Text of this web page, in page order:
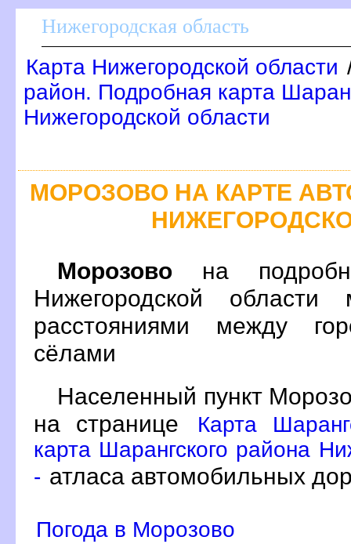
Нижегородская область
Карта Нижегородской области
район. Подробная карта
Нижегородской области
МОРОЗОВО НА КАРТЕ
Морозово на
Нижегородской
расстояниями между
сёлами
Населенный пункт
на странице
Карта
карта Шарангского района
- атласа автомобильных
Погода в Морозово